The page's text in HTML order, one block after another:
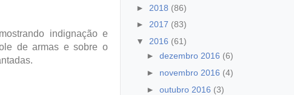
indignação e
de armas e sobre o
► 2018 (86)
► 2017 (83)
▼ 2016 (61)
►dezembro 2016 (6)
► novembro 2016 (4)
►outubro 2016 (3)